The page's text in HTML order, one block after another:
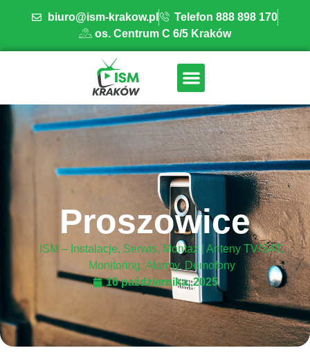
biuro@ism-krakow.pl
Telefon 888 898 170
os. Centrum C 6/5 Kraków
Proszowice
ISM – Instalacje, Serwis, Montaż | Anteny TV/SAT,
Monitoring, Alarmy, Domofony
16 października, 2025